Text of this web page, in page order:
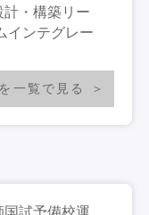
計・構築リー
インテグレー
一覧で見る
国試予備校運